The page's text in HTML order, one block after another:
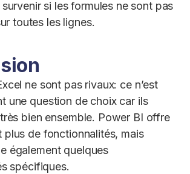
si les formules ne sont pas
toutes les lignes.
ne sont pas rivaux: ce n’est
une question de choix car ils
bien ensemble. Power BI offre
plus de fonctionnalités, mais
également quelques
spécifiques.